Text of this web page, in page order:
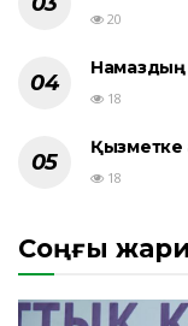
20
Намаздың
18
Қызметке
18
Соңғы